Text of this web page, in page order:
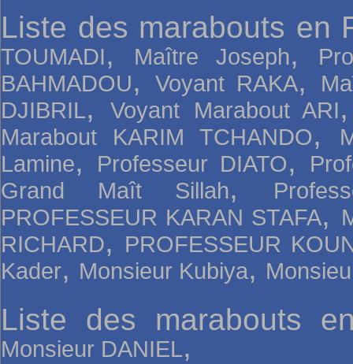
Liste des marabouts en
TOUMADI, Maître Joseph,
BAHMADOU, Voyant RAKA,
DJIBRIL,Voyant Marabout ARI
Marabout KARIM TCHANDO,
Lamine, Professeur DIATO,
Grand Maît Sillah,
PROFESSEUR KARAN STAFA,
RICHARD, PROFESSEUR
Kader, Monsieur Kubiya,
Liste des marabouts
Monsieur DANIEL,